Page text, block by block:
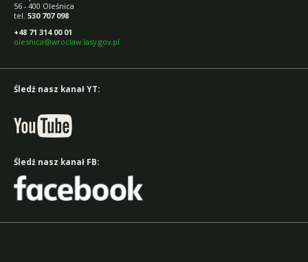
56 - 400 Oleśnica
tel. 530 707 098
+48 71 314 00 01
olesnica@wroclaw.lasy.gov.pl
Śledź nasz kanał YT:
Śledź nasz kanał FB: